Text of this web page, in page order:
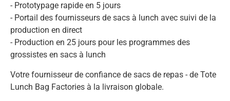
- Prototypage rapide en 5 jours
- Portail des fournisseurs de sacs à lunch avec suivi de la
production en direct
- Production en 25 jours pour les programmes des
grossistes en sacs à lunch
Votre fournisseur de confiance de sacs de repas - de Tote
Lunch Bag Factories à la livraison globale.